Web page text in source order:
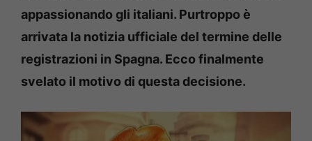
appassionando gli italiani. Purtroppo è
arrivata la notizia ufficiale del termine delle
registrazioni in Spagna. Ecco finalmente
svelato il motivo di questa decisione.